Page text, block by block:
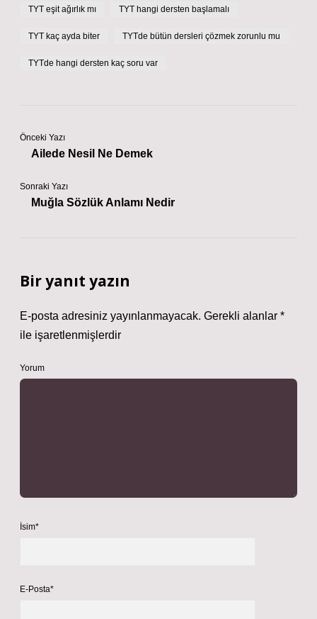
TYT eşit ağırlık mı TYT hangi dersten başlamalı
TYT kaç ayda biter TYTde bütün dersleri çözmek zorunlu mu
TYTde hangi dersten kaç soru var
Önceki Yazı
Ailede Nesil Ne Demek
Sonraki Yazı
Muğla Sözlük Anlamı Nedir
Bir yanıt yazın
E-posta adresiniz yayınlanmayacak. Gerekli alanlar *
ile işaretlenmişlerdir
Yorum
İsim*
E-Posta*